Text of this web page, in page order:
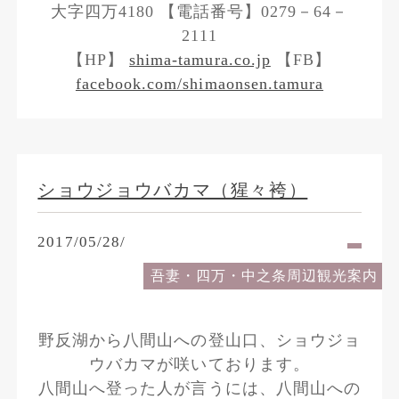
大字四万4180 【電話番号】0279－64－
2111
【HP】shima-tamura.co.jp 【FB】
facebook.com/shimaonsen.tamura
ショウジョウバカマ（猩々袴）
2017/05/28/
吾妻・四万・中之条周辺観光案内
野反湖から八間山への登山口、ショウジョ
ウバカマが咲いております。
八間山へ登った人が言うには、八間山への